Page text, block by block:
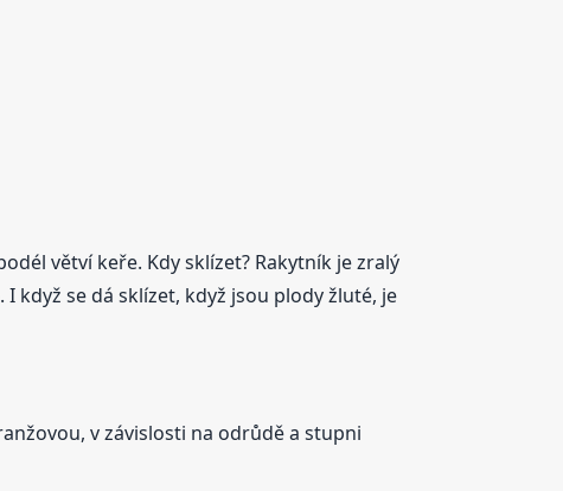
větví keře. Kdy sklízet? Rakytník je zralý
když se dá sklízet, když jsou plody žluté, je
v závislosti na odrůdě a stupni